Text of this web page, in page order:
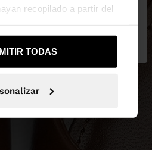
recopilado a partir del
TODAS